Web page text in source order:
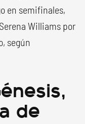
en semifinales,
Williams por
según
de